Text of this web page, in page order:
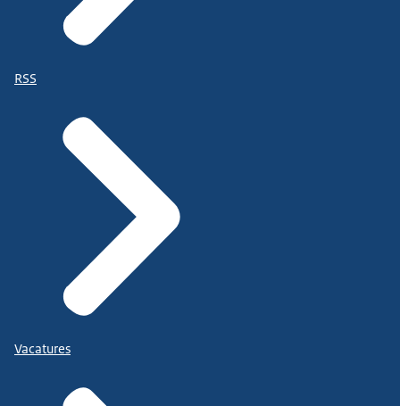
RSS
Vacatures